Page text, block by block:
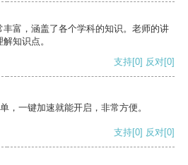
富，涵盖了各个学科的知识。老师的讲
知识点。
支持[0] 反对[0]
，一键加速就能开启，非常方便。
支持[0] 反对[0]